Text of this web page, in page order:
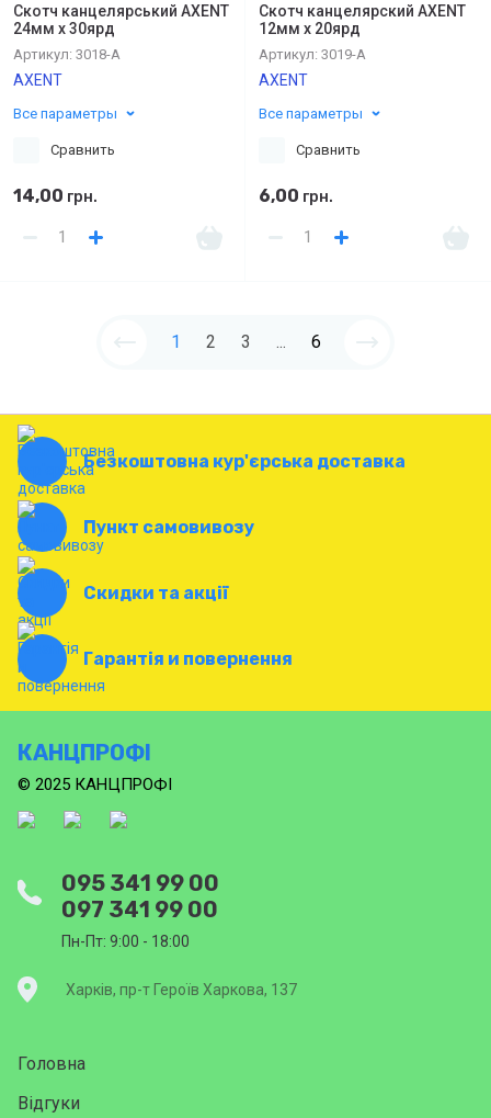
Скотч канцелярський AXENT
24мм х 30ярд
Артикул: 3018-А
AXENT
Все параметры
Сравнить
14,00 грн.
Скотч канцелярский AXENT
12мм х 20ярд
Артикул: 3019-А
AXENT
Все параметры
Сравнить
6,00 грн.
1 2 3 ... 6
Безкоштовна кур'єрська доставка
Пункт самовивозу
Скидки та акції
Гарантія и повернення
КАНЦПРОФІ
© 2025 КАНЦПРОФІ
095 341 99 00
097 341 99 00
Пн-Пт: 9:00 - 18:00
Харків, пр-т Героїв Харкова, 137
Головна
Відгуки